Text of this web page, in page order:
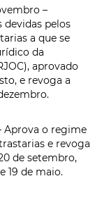
–
devidas pelos
a que se
da
aprovado
e revoga a
Aprova o regime
e revoga
de setembro,
19 de maio.